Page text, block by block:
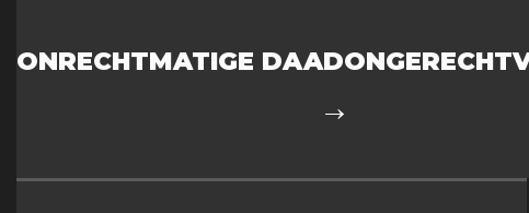
ONRECHTMATIGE DAAD